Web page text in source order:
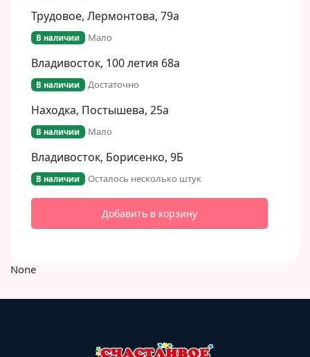
Трудовое, Лермонтова, 79а
В наличии Мало
Владивосток, 100 летия 68а
В наличии Достаточно
Находка, Постышева, 25а
В наличии Мало
Владивосток, Борисенко, 9Б​
В наличии Осталось несколько штук
Добавить в корзину
None